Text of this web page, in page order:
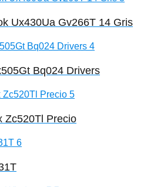
Ux430Ua Gv266T 14 Gris
Bq024 Drivers
Zc520Tl Precio